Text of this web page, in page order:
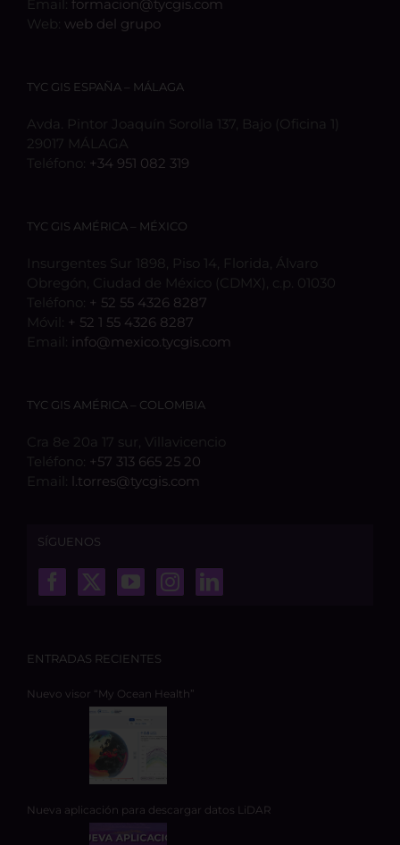
Email: formacion@tycgis.com
Web: web del grupo
TYC GIS ESPAÑA – MÁLAGA
Avda. Pintor Joaquín Sorolla 137, Bajo (Oficina 1)
29017 MÁLAGA
Teléfono: +34 951 082 319
TYC GIS AMÉRICA – MÉXICO
Insurgentes Sur 1898, Piso 14, Florida, Álvaro
Obregón, Ciudad de México (CDMX), c.p. 01030
Teléfono: + 52 55 4326 8287
Móvil: + 52 1 55 4326 8287
Email: info@mexico.tycgis.com
TYC GIS AMÉRICA – COLOMBIA
Cra 8e 20a 17 sur, Villavicencio
Teléfono: +57 313 665 25 20
Email:
l.torres@tycgis.com
SÍGUENOS
ENTRADAS RECIENTES
Nuevo visor “My Ocean Health”
Nueva aplicación para descargar datos LiDAR